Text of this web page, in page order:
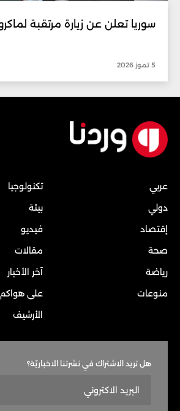
سوريا تعلن عن زيارة مرتقبة
5 تموز 2026
عربي
دولي
إقتصاد
صحة
رياضة
منوعات
تكنولوجيا
بيئة
فيديو
مقالات
آخر الأخبار
على هواكم
الأرشيف
هل تريد الاشتراك في نشرتنا الاخباريّة؟